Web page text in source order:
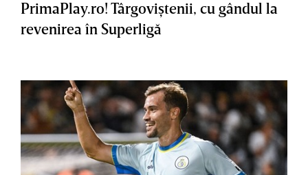
PrimaPlay.ro! Târgoviştenii, cu gândul la
revenirea în Superligă